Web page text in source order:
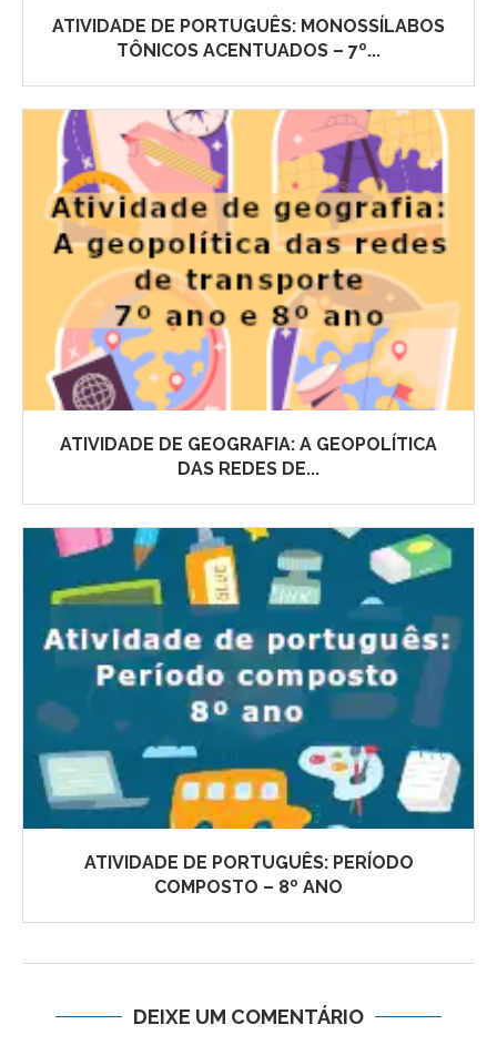
ATIVIDADE DE PORTUGUÊS: MONOSSÍLABOS
TÔNICOS ACENTUADOS – 7º...
ATIVIDADE DE GEOGRAFIA: A GEOPOLÍTICA
DAS REDES DE...
ATIVIDADE DE PORTUGUÊS: PERÍODO
COMPOSTO – 8º ANO
DEIXE UM COMENTÁRIO